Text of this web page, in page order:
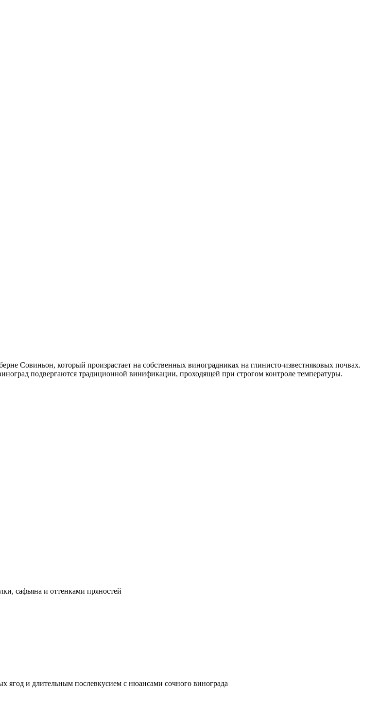
Совиньон, который произрастает на собственных виноградниках на глинисто-известняковых почвах.
подвергаются традиционной винификации, проходящей при строгом контроле температуры.
сафьяна и оттенками пряностей
ягод и длительным послевкусием с нюансами сочного винограда